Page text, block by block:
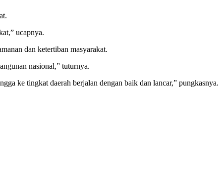
ucapnya.
dan ketertiban masyarakat.
nasional,” tuturnya.
ke tingkat daerah berjalan dengan baik dan lancar,” pungkasnya.